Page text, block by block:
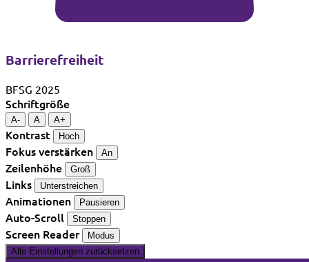
Barrierefreiheit
BFSG 2025
Schriftgröße
A- A A+
Kontrast Hoch
Fokus verstärken An
Zeilenhöhe Groß
Links Unterstreichen
Animationen Pausieren
Auto-Scroll Stoppen
Screen Reader
Modus
Alle Einstellungen zurücksetzen